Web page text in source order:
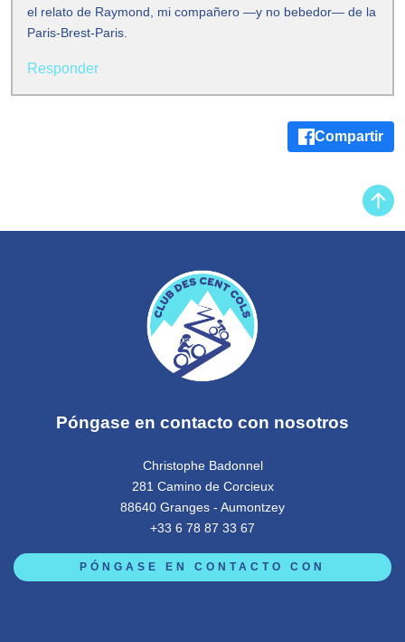
el relato de Raymond, mi compañero —y no bebedor— de la
Paris-Brest-Paris.
Responder
Compartir
Póngase en contacto con nosotros
Christophe Badonnel
281 Camino de Corcieux
88640 Granges - Aumontzey
+33 6 78 87 33 67
PÓNGASE EN CONTACTO CON